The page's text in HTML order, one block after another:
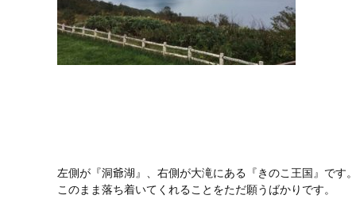
左側が『洞爺湖』、右側が大滝にある『きのこ王国』です
このまま落ち着いてくれることをただ願うばかりです。